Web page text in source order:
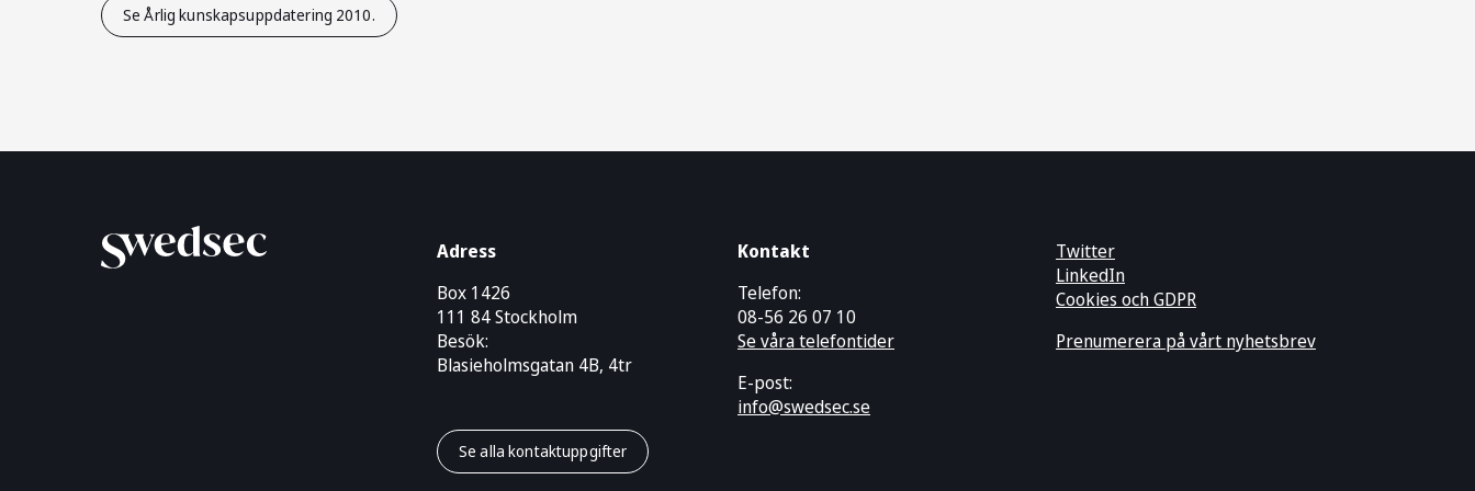
Se Årlig kunskapsuppdatering 2010.
Adress
Box 1426
111 84 Stockholm
Besök:
Blasieholmsgatan 4B, 4tr
Se alla kontaktuppgifter
Kontakt
Telefon:
08-56 26 07 10
Se våra telefontider
E-post:
info@swedsec.se
Twitter
LinkedIn
Cookies och GDPR
Prenumerera på vårt nyhetsbrev